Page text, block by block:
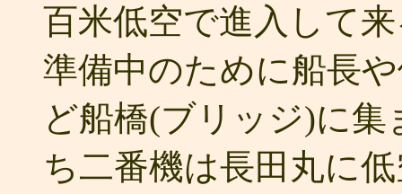
百米低空で進入して
準備中のために船長
ど船橋(ブリッジ)に
ち二番機は長田丸に